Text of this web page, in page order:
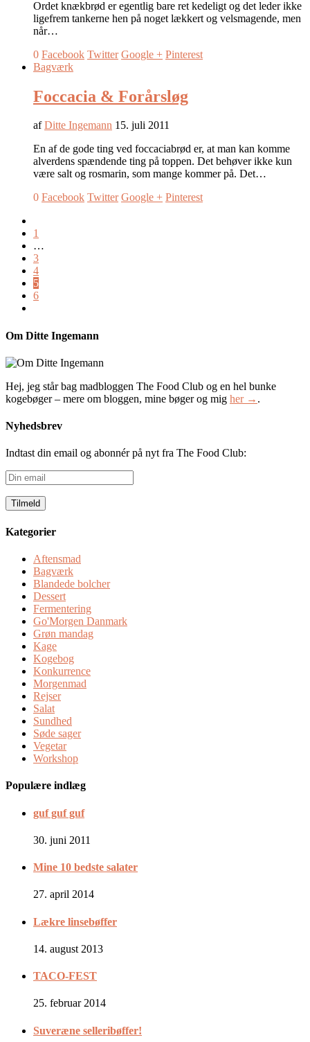
Ordet knækbrød er egentlig bare ret kedeligt og det leder ikke
ligefrem tankerne hen på noget lækkert og velsmagende, men
når…
0 Facebook Twitter Google + Pinterest
Bagværk
Foccacia & Forårsløg
afDitte Ingemann 15. juli 2011
En af de gode ting ved foccaciabrød er, at man kan komme
alverdens spændende ting på toppen. Det behøver ikke kun
være salt og rosmarin, som mange kommer på. Det…
0 Facebook Twitter Google + Pinterest
1
…
3
4
5
6
Om Ditte Ingemann
Hej, jeg står bag madbloggen The Food Club og en hel bunke
kogebøger – mere om bloggen, mine bøger og mig her → .
Nyhedsbrev
Indtast din email og abonnér på nyt fra The Food Club:
Din
Kategorier
Aftensmad
Bagværk
Blandede bolcher
Dessert
Fermentering
Go'Morgen Danmark
Grøn mandag
Kage
Kogebog
Konkurrence
Morgenmad
Rejser
Salat
Sundhed
Søde sager
Vegetar
Workshop
Populære indlæg
guf guf guf
30. juni 2011
Mine 10 bedste salater
27. april 2014
Lækre linsebøffer
14. august 2013
TACO-FEST
25. februar 2014
Suveræne selleribøffer!